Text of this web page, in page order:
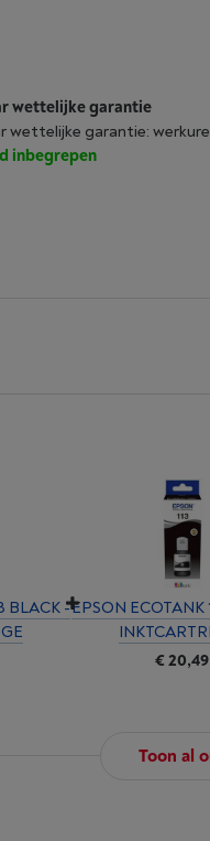
wettelijke garantie
wettelijke garantie:
inbegrepen
BLACK -EPSON ECOTANK
€ 20,49
Toon al